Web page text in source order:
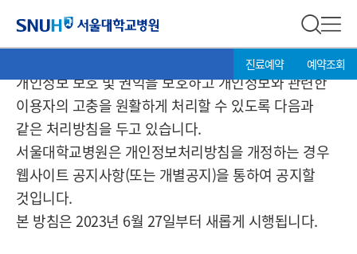
전체 검
재
위
치:
진료예약 예약조회
개인정보처리방침
서울대학교병원은 개인정보 보호법에 따라 이용자의
개인정보 보호 및 권익을 보호하고 개인정보와 관련한
이용자의 고충을 원활하게 처리할 수 있도록 다음과
같은 처리방침을 두고 있습니다.
서울대학교병원은 개인정보처리방침을 개정하는 경우
웹사이트 공지사항(또는 개별공지)을 통하여 공지할
것입니다.
본 방침은 2023년 6월 27일부터 새롭게 시행됩니다.